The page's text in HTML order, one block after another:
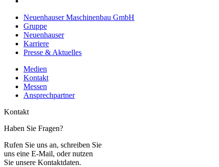
Neuenhauser Maschinenbau GmbH
Gruppe
Neuenhauser
Karriere
Presse & Aktuelles
Medien
Kontakt
Messen
Ansprechpartner
Kontakt
Haben Sie Fragen?
Rufen Sie uns an, schreiben Sie
uns eine E-Mail, oder nutzen
Sie unsere Kontaktdaten.